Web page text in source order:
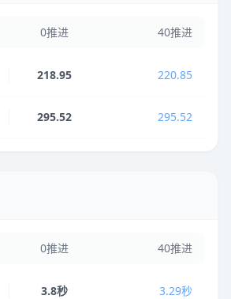
0推进 40推进
218.95 220.85
295.52 295.52
0推进 40推进
3.8秒 3.29秒